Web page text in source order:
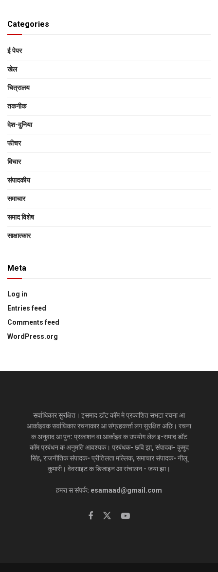
Categories
ई पेपर
खेल
चित्रालय
तकनीक
देश-दुनिया
फीचर
विचार
संपादकीय
समाचार
समाद विशेष
साक्षात्‍कार
Meta
Log in
Entries feed
Comments feed
WordPress.org
सर्वाधिकार सुरक्षित। इसमाद डॉट कॉम मे प्रकाशित सभटा रचना आ
आर्काइवक सर्वाधिकार रचनाकार आ संग्रहकर्त्ता लग सुरक्षित अछि। रचना
क अनुवाद आ पुन: प्रकाशन वा आर्काइव क उपयोग लेल इ-समाद डॉट
कॉम प्रबंधन क अनुमति आवश्यक। प्रबंधक- छवि झा, संपादक- कुमुद
सिंह, राजनीतिक संपादक- प्रीतिलता मल्लिक, समाचार संपादक- नीलू
कुमारी। वेवसाइट क डिजाइन आ संचालन - जया झा।
हमरा स संपर्क: esamaad@gmail.com